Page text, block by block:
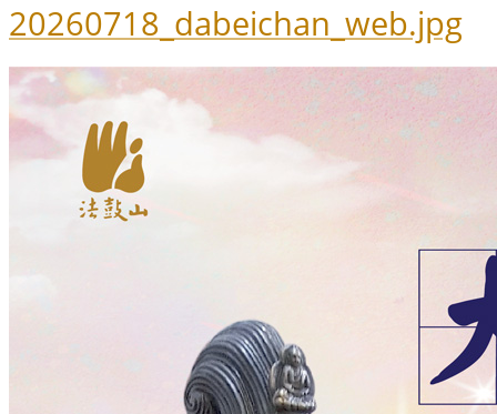
20260718_dabeichan_web.jpg